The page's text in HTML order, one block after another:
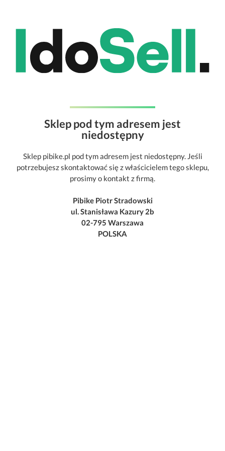
Sklep pod tym adresem jest
niedostępny
Sklep pibike.pl pod tym adresem jest niedostępny. Jeśli
potrzebujesz skontaktować się z właścicielem tego sklepu,
prosimy o kontakt z firmą.
Pibike Piotr Stradowski
ul. Stanisława Kazury 2b
02-795 Warszawa
POLSKA